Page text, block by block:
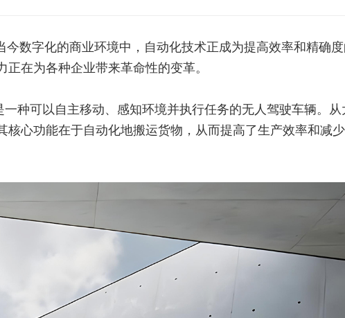
数字化的商业环境中，自动化技术正成为提高效率和精确
在为各种企业带来革命性的变革。
种可以自主移动、感知环境并执行任务的无人驾驶车辆。从
心功能在于自动化地搬运货物，从而提高了生产效率和减